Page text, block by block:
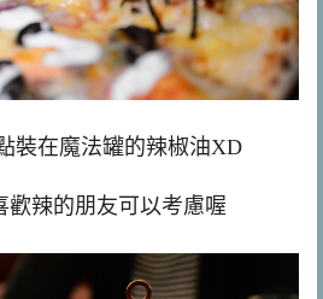
裝在魔法罐的辣椒油XD
歡辣的朋友可以考慮喔